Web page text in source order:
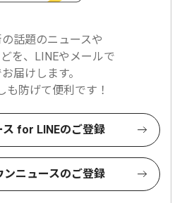
話題のニュースや
を、LINEやメールで
届けします。
も防げて便利です！
ス for LINEのご登録
ンニュースのご登録